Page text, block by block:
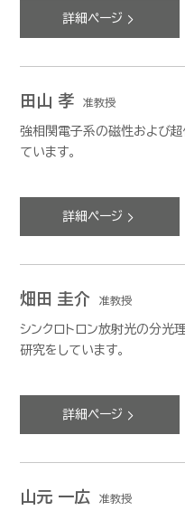
詳細ページ
田山 孝 准教授
強相関電子系の磁性および
ています。
詳細ページ
畑田 圭介 准教授
シンクロトロン放射光の分光
研究をしています。
詳細ページ
山元 一広 准教授